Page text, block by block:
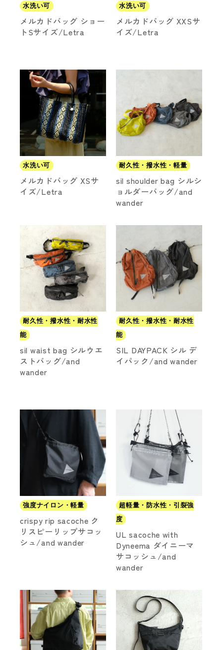
商品タイプ
通常商品 予約商品
セール価格
在庫
在庫なし含む
水洗い可
メルカドバッグ ショー
トSサイズ/Letra
水洗い可
メルカドバッグ XXSサ
イズ/Letra
水洗い可
メルカドバッグ XSサ
イズ/Letra
耐久性・撥水性・軽量
sil shoulder bag シルシ
ョルダーバッグ/and
wander
耐久性・撥水性・耐水性
能
sil waist bag シルウエ
ストバッグ/and
wander
耐久性・撥水性・耐水性
能
SIL DAYPACK シル デ
イパック/and wander
強度ナイロン・軽量
crispy rip sacoche ク
リスピーリップサコッ
シュ/and wander
超軽量・防水性・引裂強
度
UL sacoche with
Dyneema ダイニーマ
サコッシュ/and
wander